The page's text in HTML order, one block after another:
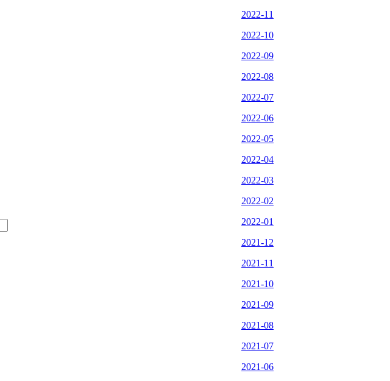
2022-11
2022-10
2022-09
2022-08
2022-07
2022-06
2022-05
2022-04
2022-03
2022-02
2022-01
2021-12
2021-11
2021-10
2021-09
2021-08
2021-07
2021-06